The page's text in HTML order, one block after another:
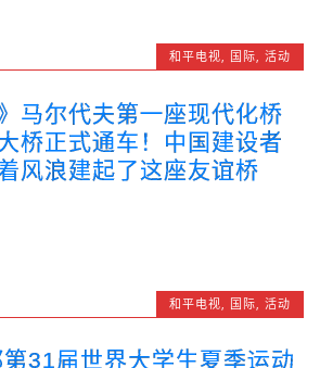
和平电视, 国际, 活动
马尔代夫第一座现代化桥
桥正式通车！中国建设者
风浪建起了这座友谊桥
和平电视, 国际, 活动
31届世界大学生夏季运动